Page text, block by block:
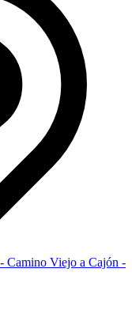
Camino Viejo a Cajón -